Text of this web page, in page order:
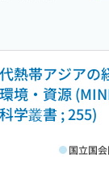
熱帯アジアの
境・資源
学叢書 ; 255)
国立国